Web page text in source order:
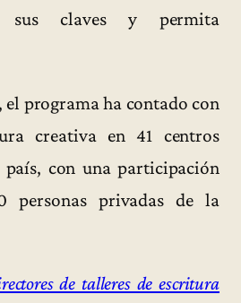
sus claves y permita
el programa ha contado con
creativa en 41 centros
con una participación
personas privadas de la
de talleres de escritura